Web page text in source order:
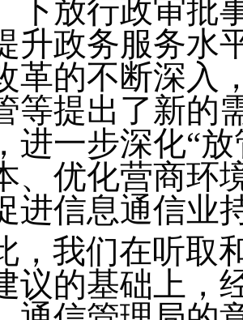
下放行政审批
升政务服务水
革的不断深入
等提出了新的
进一步深化“
、优化营商环
进信息通信业
，我们在听取
议的基础上，